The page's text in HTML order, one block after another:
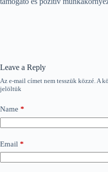
Leave a Reply
Az e-mail címet nem tesszük közzé.A
jelöltük
Name *
Email *